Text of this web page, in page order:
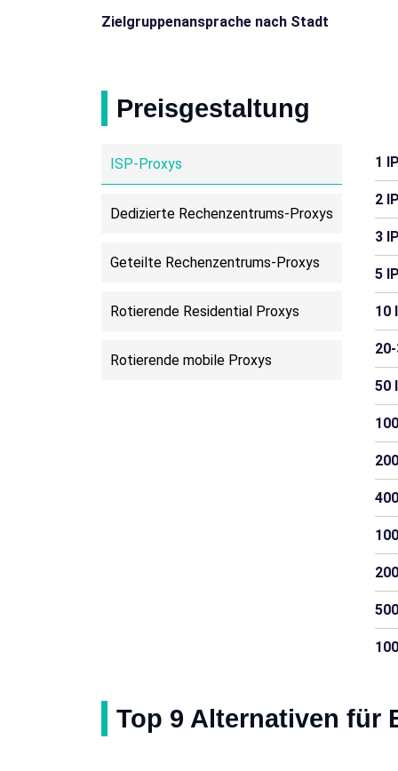
Belize Britische
Äquatorialguinea Gibraltar
Guinea-Bissau
Papua-Neuguinea Samoa
Suriname
Zielgruppenansprache nach Stadt
Preisgestaltung
ISP-Proxys
Dedizierte Rechenzentrums-Proxys
Geteilte Rechenzentrums-Proxys
Rotierende Residential Proxys
Rotierende mobile Proxys
1 IP
2
3
5
10
50
Top 9 Alternativen für